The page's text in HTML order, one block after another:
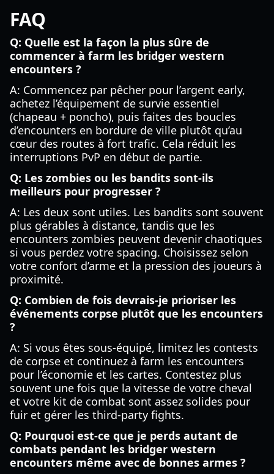
FAQ
Q: Quelle est la façon la plus sûre de
commencer à farm les bridger western
encounters ?
A: Commencez par pêcher pour l’argent early,
achetez l’équipement de survie essentiel
(chapeau + poncho), puis faites des boucles
d’encounters en bordure de ville plutôt qu’au
cœur des routes à fort trafic. Cela réduit les
interruptions PvP en début de partie.
Q: Les zombies ou les bandits sont-ils
meilleurs pour progresser ?
A: Les deux sont utiles. Les bandits sont souvent
plus gérables à distance, tandis que les
encounters zombies peuvent devenir chaotiques
si vous perdez votre spacing. Choisissez selon
votre confort d’arme et la pression des joueurs à
proximité.
Q: Combien de fois devrais-je prioriser les
événements corpse plutôt que les encounters
?
A: Si vous êtes sous-équipé, limitez les contests
de corpse et continuez à farm les encounters
pour l’économie et les cartes. Contestez plus
souvent une fois que la vitesse de votre cheval
et votre kit de combat sont assez solides pour
fuir et gérer les third-party fights.
Q: Pourquoi est-ce que je perds autant de
combats pendant les bridger western
encounters même avec de bonnes armes ?